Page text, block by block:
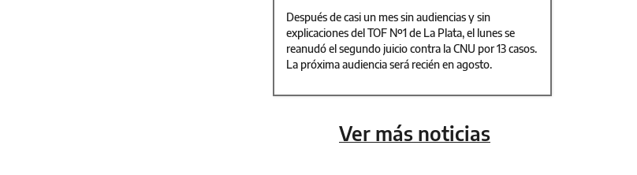
Después de casi un mes sin audiencias y sin
explicaciones del TOF Nº1 de La Plata, el lunes se
reanudó el segundo juicio contra la CNU por 13 casos.
La próxima audiencia será recién en agosto.
Ver más noticias